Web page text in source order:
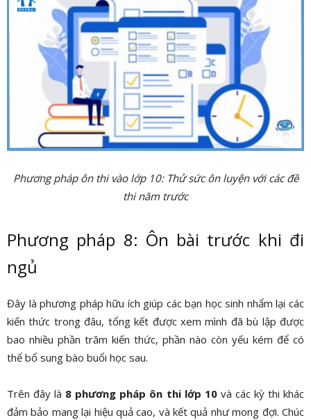
Phương pháp ôn thi vào lớp 10: Thử sức ôn luyện với các đề
thi năm trước
Phương pháp 8: Ôn bài trước khi đi
ngủ
Đây là phương pháp hữu ích giúp các bạn học sinh nhẩm lại các
kiến thức trong đâu, tổng kết được xem mình đã bù lập được
bao nhiều phần trăm kiến thức, phần nào còn yếu kém để có
thể bổ sung bào buổi học sau.
Trên đây là 8 phương pháp ôn thi lớp 10và các kỳ thi khác
đảm bảo mang lại hiệu quả cao, và kết quả như mong đợi. Chúc